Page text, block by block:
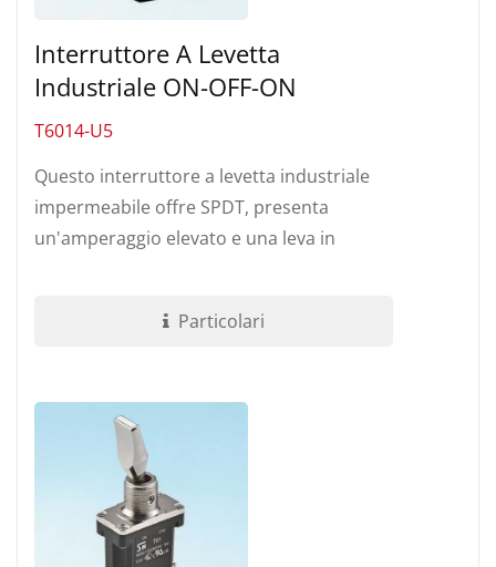
Interruttore A Levetta
Industriale ON-OFF-ON
T6014-U5
Questo interruttore a levetta industriale
impermeabile offre SPDT, presenta
un'amperaggio elevato e una leva in
Particolari